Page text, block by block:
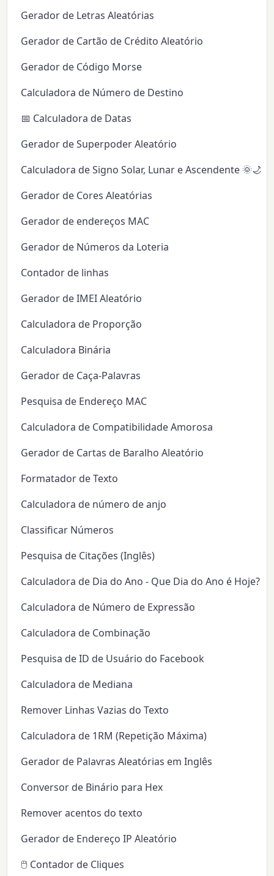
Gerador de Letras Aleatórias
Gerador de Cartão de Crédito Aleatório
Gerador de Código Morse
Calculadora de Número de Destino
📅 Calculadora de Datas
Gerador de Superpoder Aleatório
Calculadora de Signo Solar, Lunar e Ascendente 🌞🌙✨
Gerador de Cores Aleatórias
Gerador de endereços MAC
Gerador de Números da Loteria
Contador de linhas
Gerador de IMEI Aleatório
Calculadora de Proporção
Calculadora Binária
Gerador de Caça-Palavras
Pesquisa de Endereço MAC
Calculadora de Compatibilidade Amorosa
Gerador de Cartas de Baralho Aleatório
Formatador de Texto
Calculadora de número de anjo
Classificar Números
Pesquisa de Citações (Inglês)
Calculadora de Dia do Ano - Que Dia do Ano é Hoje?
Calculadora de Número de Expressão
Calculadora de Combinação
Pesquisa de ID de Usuário do Facebook
Calculadora de Mediana
Remover Linhas Vazias do Texto
Calculadora de 1RM (Repetição Máxima)
Gerador de Palavras Aleatórias em Inglês
Conversor de Binário para Hex
Remover acentos do texto
Gerador de Endereço IP Aleatório
🖱️ Contador de Cliques